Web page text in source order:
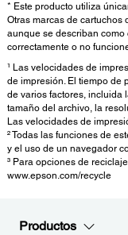
* Este producto utiliza
Otras marcas de cartuchos
aunque se describan
correctamente o no
¹ Las velocidades de
de impresión. El tiempo de
de varios factores, incluida
tamaño del archivo, la
Las velocidades de
² Todas las funciones de
y el uso de un navegador
³ Para opciones de
www.epson.com/recycle
Productos